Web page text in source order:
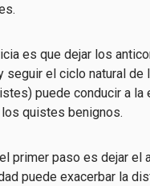
es que dejar los
seguir el ciclo natural de
puede conducir a la
quistes benignos.
primer paso es dejar el
puede exacerbar la